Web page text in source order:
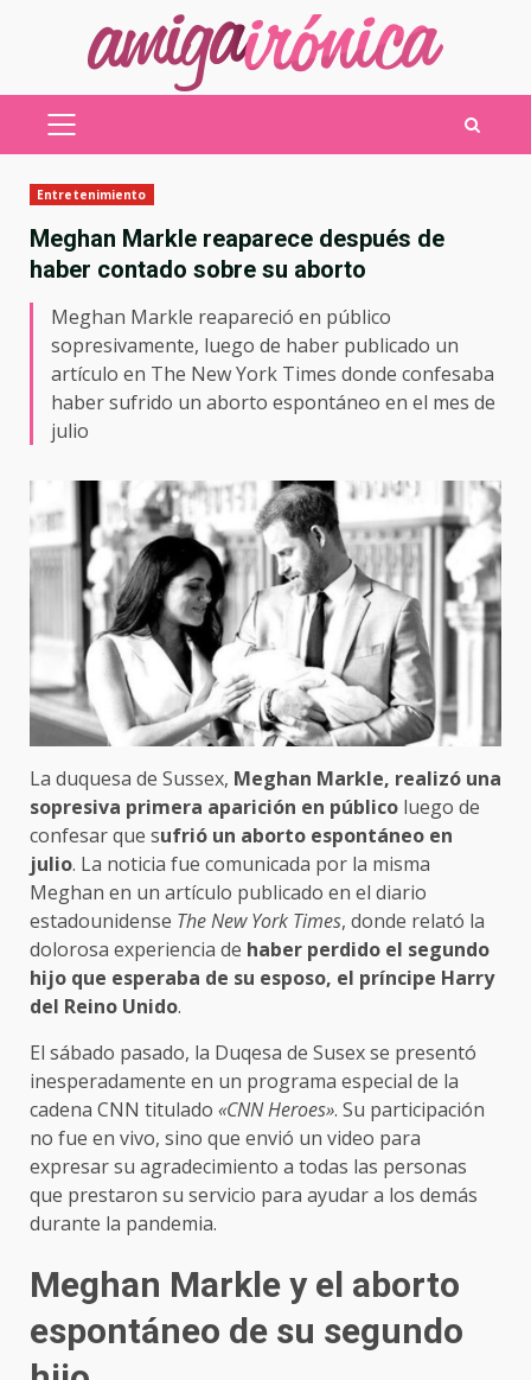
MENÚ
Entretenimiento
Meghan Markle reaparece después de
haber contado sobre su aborto
Meghan Markle reapareció en público
sopresivamente, luego de haber publicado un
artículo en The New York Times donde confesaba
haber sufrido un aborto espontáneo en el mes de
julio
La duquesa de Sussex, Meghan Markle, realizó una
sopresiva primera aparición en público luego de
confesar que sufrió un aborto espontáneo en
julio. La noticia fue comunicada por la misma
Meghan en un artículo publicado en el diario
estadounidense The New York Times, donde relató la
dolorosa experiencia de haber perdido el segundo
hijo que esperaba de su esposo, el príncipe Harry
del Reino Unido.
El sábado pasado, la Duqesa de Susex se presentó
inesperadamente en un programa especial de la
cadena CNN titulado «CNN Heroes». Su participación
no fue en vivo, sino que envió un video para
expresar su agradecimiento a todas las personas
que prestaron su servicio para ayudar a los demás
durante la pandemia.
Meghan Markle y el aborto
espontáneo de su segundo